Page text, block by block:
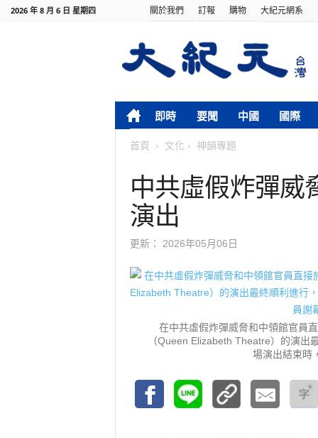
2026 年 8 月 6 日 星期四 關於我們 訂報 購物 大紀元網系
即時 要聞 中國 國際
首頁 文化 神韻專題
中共虛假炸彈威
演出
更新： 2026年05月06日
在中共虛假炸彈威脅和中領館官員
（Queen Elizabeth Theatre）的演出
場演出結束時